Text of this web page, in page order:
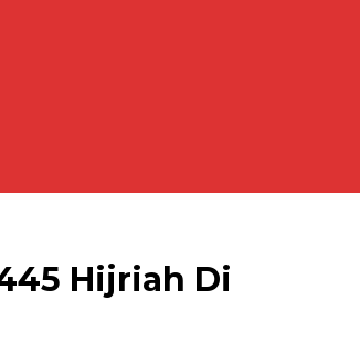
Hijriah Di